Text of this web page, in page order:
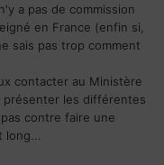
a pas de commission
en France (enfin si,
sais pas trop comment
contacter au Ministère
présenter les différentes
contre faire une
long...